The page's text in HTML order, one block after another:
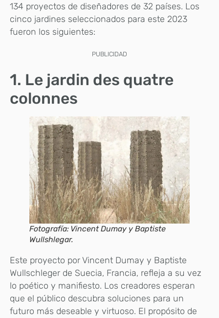
134 proyectos de diseñadores de 32 países. Los
cinco jardines seleccionados para este 2023
fueron los siguientes:
PUBLICIDAD
1. Le jardin des quatre
colonnes
Fotografía: Vincent Dumay y Baptiste
Wullshlegar.
Este proyecto por Vincent Dumay y Baptiste
Wullschleger de Suecia, Francia, refleja a su vez
lo poético y manifiesto. Los creadores esperan
que el público descubra soluciones para un
futuro más deseable y virtuoso. El propósito de